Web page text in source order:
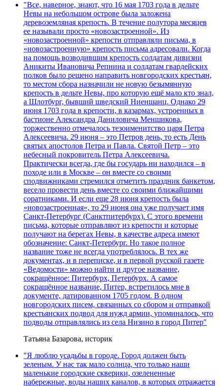
"Все, наверное, знают, что 16 мая 1703 года в дельте
Невы на небольшом острове была заложена
деревоземляная крепость. В течение полутора месяцев
ее называли просто «новозастроенной». Из
«новозастроенной» крепости отправляли письма, в
«новозастроенную» крепость письма адресовали. Когда
на помощь возводившим крепость солдатам дивизии
Аникиты Ивановича Репнина и солдатам гвардейских
полков было решено направить новгородских крестьян,
то местом сбора назначили не новую безымянную
крепость в дельте Невы, про которую ещё мало кто знал,
а Шлотбург, бывший шведский Ниеншанц. Однако 29
июня 1703 года в крепости, в казармах, устроенных в
бастионе Александра Даниловича Меншикова,
торжественно отмечалось тезоименитство царя Петра
Алексеевича. 29 июня – это Петров день, то есть День
святых апостолов Петра и Павла. Святой Петр – это
небесный покровитель Петра Алексеевича.
Практически всегда, где бы государь ни находился – в
походе или в Москве – он вместе со своими
сподвижниками стремился отметить праздник банкетом,
весело провести день вместе со своими ближайшими
соратниками. И если еще 28 июня крепость была
«новозастроенная», то 29 июня она уже получает имя
Санкт-Петербург (Санктпитербурх). С этого времени
письма, которые отправляют из крепости и которые
получают на берегах Невы, в качестве адреса имеют
обозначение: Санкт-Петербург. Но такое полное
название тоже не всегда употреблялось. В тех же
документах, и в переписке, и в первой русской газете
«Ведомости» можно найти и другое название,
сокращённое: Питербурх, Петербурх. А самое
сокращённое название, Питер, встретилось мне в
документе, датированном 1705 годом. В одном
новгородских писем, связанных со сбором и отправкой
крестьянских подвод для нужд армии, упоминалось, что
подводы отправлялись из села Низино в город Питер"
Татьяна Базарова, историк
"Я люблю усадьбы в городе. Город должен быть
зеленым. У нас так мало солнца, что только наши
маленькие городские скверики, озелененные
набережные, воды наших каналов, в которых отражается